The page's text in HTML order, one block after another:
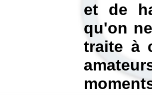
et de
qu'on
traite à